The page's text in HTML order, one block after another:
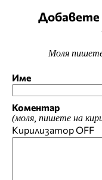
Моля пишете
Име
Коментар
(моля, пишете на
КирилизаторOFF